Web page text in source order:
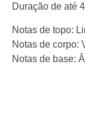
Duração de até
Notas de topo:
Notas de corpo:
Notas de base: